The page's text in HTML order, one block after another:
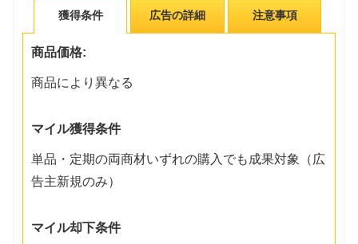
獲得条件 広告の詳細 注意事項
商品価格:
商品により異なる
マイル獲得条件
単品・定期の両商材いずれの購入でも成果対象（広
告主新規のみ）
マイル却下条件